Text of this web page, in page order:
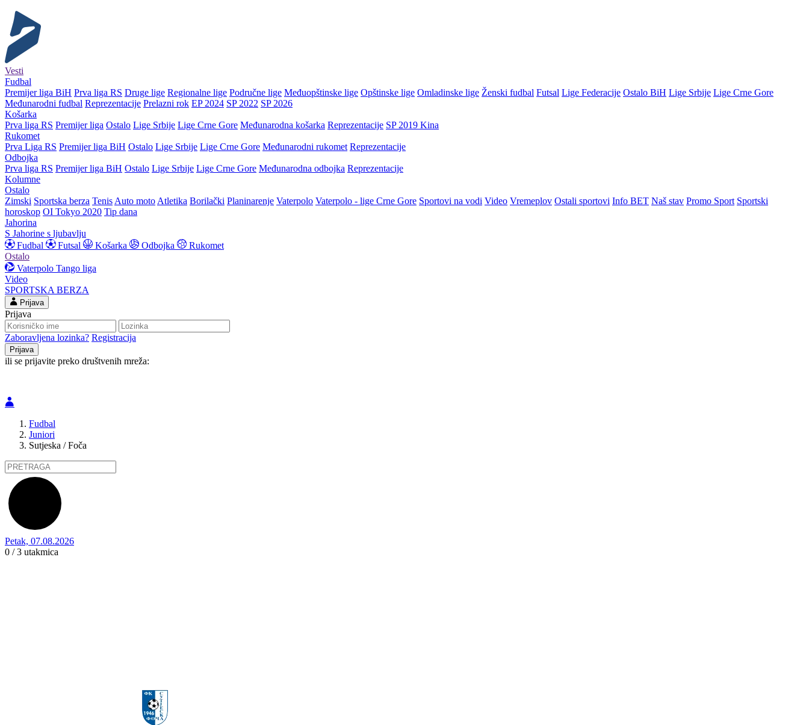
Vesti
Fudbal
Premijer liga BiH Prva liga RS Druge lige Regionalne lige Područne lige Međuopštinske lige Opštinske lige Omladinske lige Ženski fudbal Futsal Lige Federacije Ostalo BiH Lige Srbije Lige Crne Gore
Međunarodni fudbal Reprezentacije Prelazni rok EP 2024 SP 2022 SP 2026
Košarka
Prva liga RS Premijer liga Ostalo Lige Srbije Lige Crne Gore Međunarodna košarka Reprezentacije SP 2019 Kina
Rukomet
Prva Liga RS Premijer liga BiH Ostalo Lige Srbije Lige Crne Gore Međunarodni rukomet Reprezentacije
Odbojka
Prva liga RS Premijer liga BiH Ostalo Lige Srbije Lige Crne Gore Međunarodna odbojka Reprezentacije
Kolumne
Ostalo
Zimski Sportska berza Tenis Auto moto Atletika Borilački Planinarenje Vaterpolo Vaterpolo - lige Crne Gore Sportovi na vodi Video Vremeplov Ostali sportovi Info BET Naš stav Promo Sport Sportski
horoskop OI Tokyo 2020 Tip dana
Jahorina
S Jahorine s ljubavlju
Fudbal
Futsal Košarka Odbojka
Rukomet
Ostalo
Vaterpolo Tango liga
Video
SPORTSKA BERZA
Prijava
Prijava
Zaboravljena lozinka? Registracija
ili se prijavite preko društvenih mreža:
Fudbal
Juniori
Sutjeska / Foča
Petak, 07.08.2026
0 / 3 utakmica